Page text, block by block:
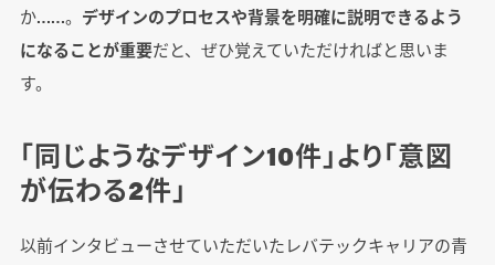
か……。 デザインのプロセスや背景を明確に説明できるよう
になることが重要だと、ぜひ覚えていただければと思いま
す。
「同じようなデザイン10件」より「意図
が伝わる2件」
以前インタビューさせていただいたレバテックキャリアの青